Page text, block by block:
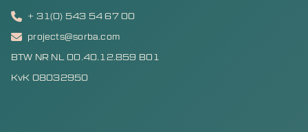
+ 31(0) 543 54 67 00
projects@sorba.com
BTW NR NL 00.40.12.859 B01
KvK 08032950